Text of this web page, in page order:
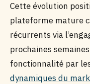
Cette évolution
plateforme mature
récurrents via
prochaines
fonctionnalité par
dynamiques du